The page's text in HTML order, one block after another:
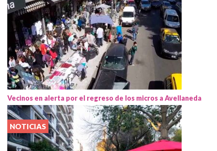
Vecinos en alerta por el regreso de los micros a Avellaneda
NOTICIAS